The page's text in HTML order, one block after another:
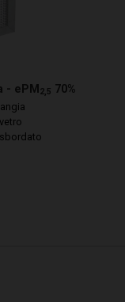
- ePM 2,5 70%